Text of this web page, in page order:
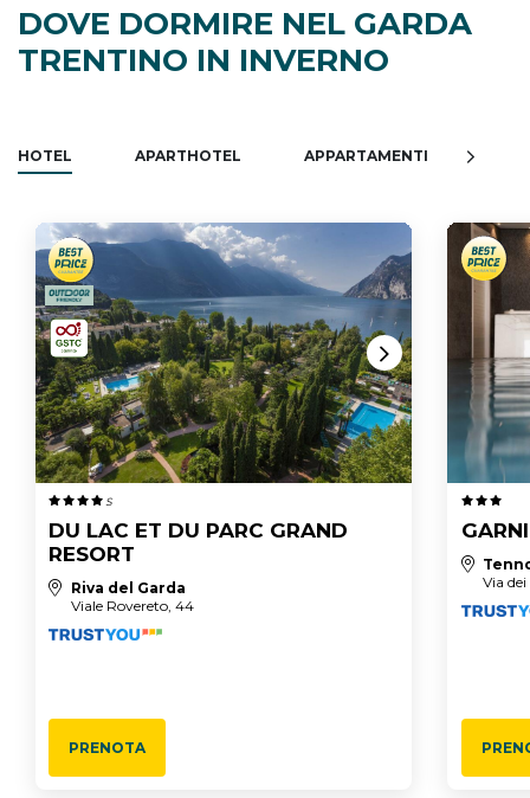
DOVE DORMIRE NEL GARDA
TRENTINO IN INVERNO
HOTEL APARTHOTEL APPARTAMENTI
S
DU LAC ET DU PARC GRAND
RESORT
Riva del Garda
Viale Rovereto, 44
PRENOTA
Via